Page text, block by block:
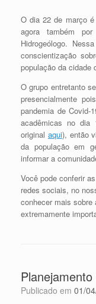
O dia 22 de março
agora também
Hidrogeólogo.
conscientização
população da cidade
O grupo entretanto
presencialmente
pandemia de Covid-
acadêmicas no dia
original aqui), então
da população em
informar a
Você pode conferir
redes sociais, no
conhecer mais
extremamente
Planejamento
Publicado em 01/